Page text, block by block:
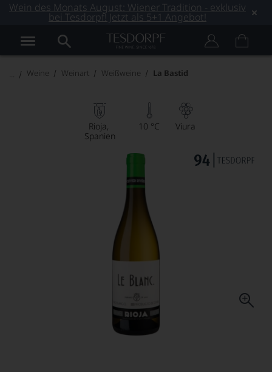
Wein des Monats August: Wiener Tradition - exklusiv
bei Tesdorpf! Jetzt als 5+1 Angebot!
Weine Weinart Weißweine La Bastid
Rioja
Spanien
10 °C Viura